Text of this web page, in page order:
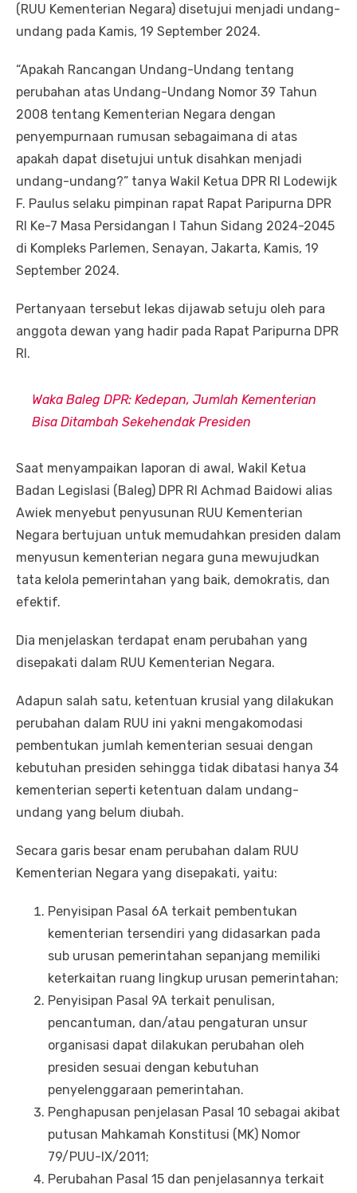
(RUU Kementerian Negara) disetujui menjadi undang-
undang pada Kamis, 19 September 2024.
“Apakah Rancangan Undang-Undang tentang
perubahan atas Undang-Undang Nomor 39 Tahun
2008 tentang Kementerian Negara dengan
penyempurnaan rumusan sebagaimana di atas
apakah dapat disetujui untuk disahkan menjadi
undang-undang?” tanya Wakil Ketua DPR RI Lodewijk
F. Paulus selaku pimpinan rapat Rapat Paripurna DPR
RI Ke-7 Masa Persidangan I Tahun Sidang 2024-2045
di Kompleks Parlemen, Senayan, Jakarta, Kamis, 19
September 2024.
Pertanyaan tersebut lekas dijawab setuju oleh para
anggota dewan yang hadir pada Rapat Paripurna DPR
RI.
Waka Baleg DPR: Kedepan, Jumlah Kementerian
Bisa Ditambah Sekehendak Presiden
Saat menyampaikan laporan di awal, Wakil Ketua
Badan Legislasi (Baleg) DPR RI Achmad Baidowi alias
Awiek menyebut penyusunan RUU Kementerian
Negara bertujuan untuk memudahkan presiden dalam
menyusun kementerian negara guna mewujudkan
tata kelola pemerintahan yang baik, demokratis, dan
efektif.
Dia menjelaskan terdapat enam perubahan yang
disepakati dalam RUU Kementerian Negara.
Adapun salah satu, ketentuan krusial yang dilakukan
perubahan dalam RUU ini yakni mengakomodasi
pembentukan jumlah kementerian sesuai dengan
kebutuhan presiden sehingga tidak dibatasi hanya 34
kementerian seperti ketentuan dalam undang-
undang yang belum diubah.
Secara garis besar enam perubahan dalam RUU
Kementerian Negara yang disepakati, yaitu:
Penyisipan Pasal 6A terkait pembentukan
kementerian tersendiri yang didasarkan pada
sub urusan pemerintahan sepanjang memiliki
keterkaitan ruang lingkup urusan pemerintahan;
Penyisipan Pasal 9A terkait penulisan,
pencantuman, dan/atau pengaturan unsur
organisasi dapat dilakukan perubahan oleh
presiden sesuai dengan kebutuhan
penyelenggaraan pemerintahan.
Penghapusan penjelasan Pasal 10 sebagai akibat
putusan Mahkamah Konstitusi (MK) Nomor
79/PUU-IX/2011;
Perubahan Pasal 15 dan penjelasannya terkait